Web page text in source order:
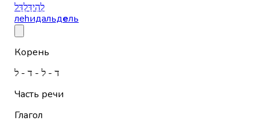
לְהִידַּלְדֵּל
леhидальдель
Корень
ד - ל - ד - ל
Часть речи
Глагол